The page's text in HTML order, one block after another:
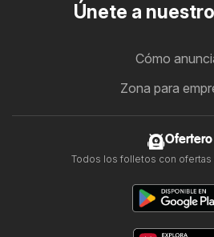
Únete a
Cómo
Zona para
Ofertero
Todos los folletos con ofertas